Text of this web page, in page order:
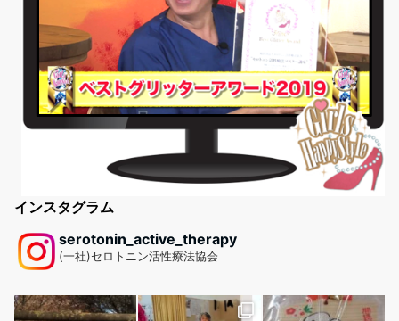
インスタグラム
serotonin_active_therapy
(一社)セロトニン活性療法協会